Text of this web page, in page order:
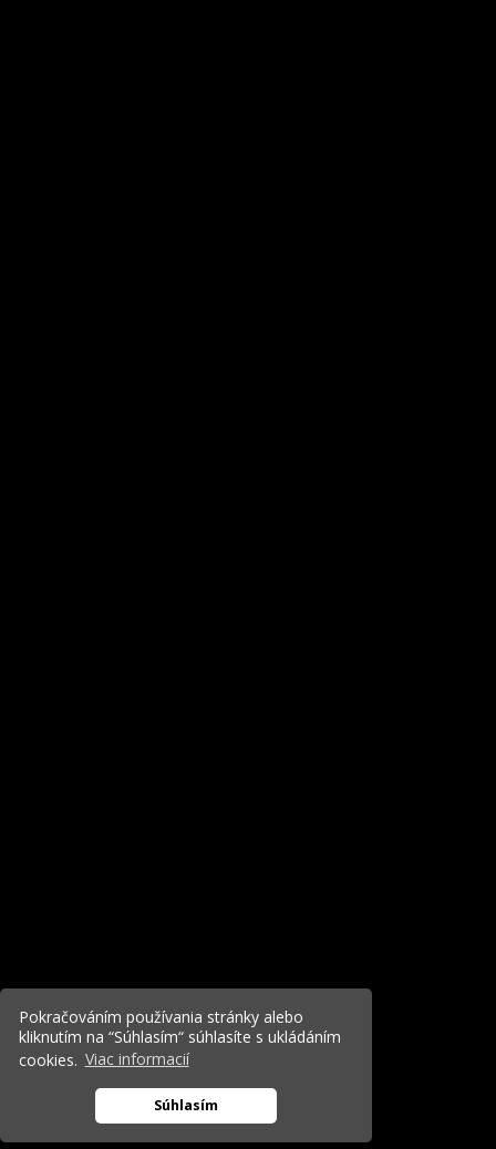
Pokračováním používania stránky alebo
kliknutím na “Súhlasím“ súhlasíte s ukládáním
cookies. Viac informacií
Súhlasím